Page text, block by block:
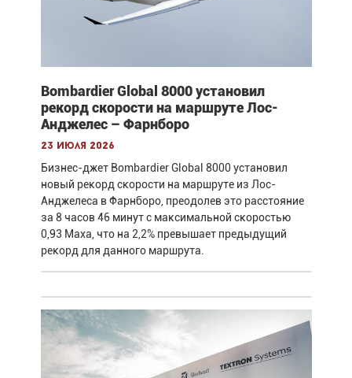
Bombardier Global 8000 установил
рекорд скорости на маршруте Лос-
Анджелес – Фарнборо
23 июля 2026
Бизнес-джет Bombardier Global 8000 установил
новый рекорд скорости на маршруте из Лос-
Анджелеса в Фарнборо, преодолев это расстояние
за 8 часов 46 минут с максимальной скоростью
0,93 Маха, что на 2,2% превышает предыдущий
рекорд для данного маршрута.